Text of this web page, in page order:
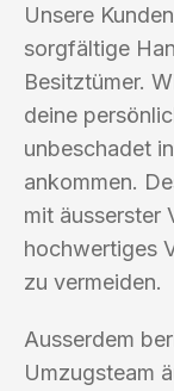
Unsere
sorgfältige
Besitztümer.
deine
unbeschadet
ankommen.
mit äusserster
hochwertiges
zu vermeiden.
Ausserdem
Umzugsteam